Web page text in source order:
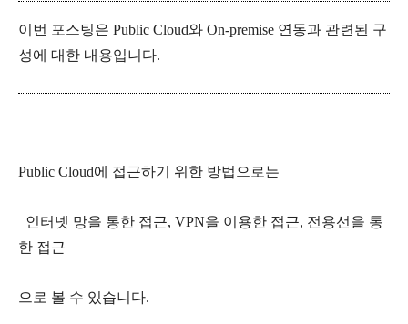
이번 포스팅은 Public Cloud와 On-premise 연동과 관련된 구
성에 대한 내용입니다.
Public Cloud에 접근하기 위한 방법으로는
인터넷 망을 통한 접근, VPN을 이용한 접근, 전용선을 통
한 접근
으로 볼 수 있습니다.